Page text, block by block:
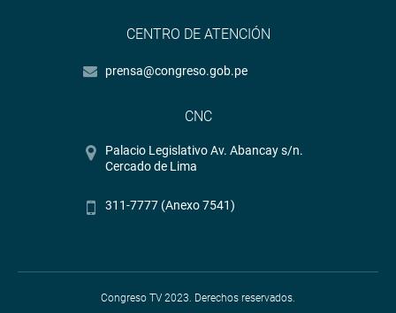
CENTRO DE ATENCIÓN
prensa@congreso.gob.pe
CNC
Palacio Legislativo Av. Abancay s/n.
Cercado de Lima
311-7777 (Anexo 7541)
Congreso TV 2023. Derechos reservados.